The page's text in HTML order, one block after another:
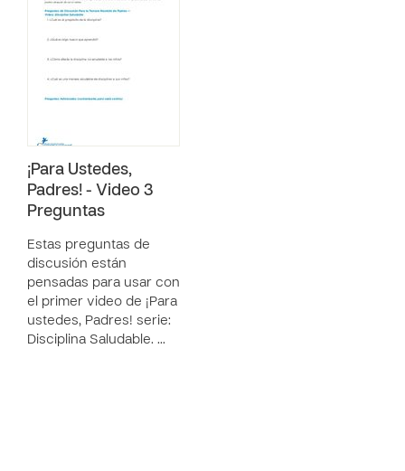
¡Para Ustedes,
Padres! - Video 3
Preguntas
Estas preguntas de
discusión están
pensadas para usar con
el primer video de ¡Para
ustedes, Padres! serie:
Disciplina Saludable. …